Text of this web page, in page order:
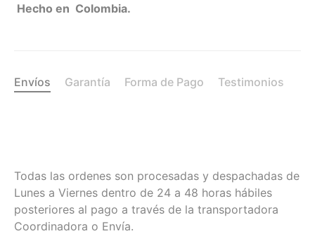
Hecho en Colombia.
Envíos Garantía Forma de Pago Testimonios
Todas las ordenes son procesadas y despachadas de
Lunes a Viernes dentro de 24 a 48 horas hábiles
posteriores al pago a través de la transportadora
Coordinadora o Envía.